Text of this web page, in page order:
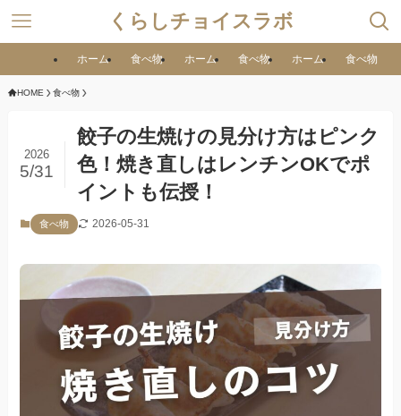
くらしチョイスラボ
ホーム 食べ物 ホーム 食べ物 ホーム 食べ物
HOME 食べ物
餃子の生焼けの見分け方はピンク
色！焼き直しはレンチンOKでポ
イントも伝授！
2026
5/31
食べ物 2026-05-31